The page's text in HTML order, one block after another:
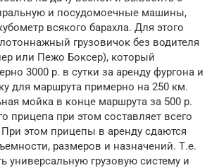
и посудомоечные машины,
всякого барахла. Для этого
грузовичок без водителя
или Пежо Боксер), который
3000 р. в сутки за аренду фургона и
для маршрута примерно на 250 км.
мойка в конце маршрута за 500 р.
прицепа при этом составляет всего
При этом прицепы в аренду сдаются
размеров и назначений. Т.е.
универсальную грузовую систему и